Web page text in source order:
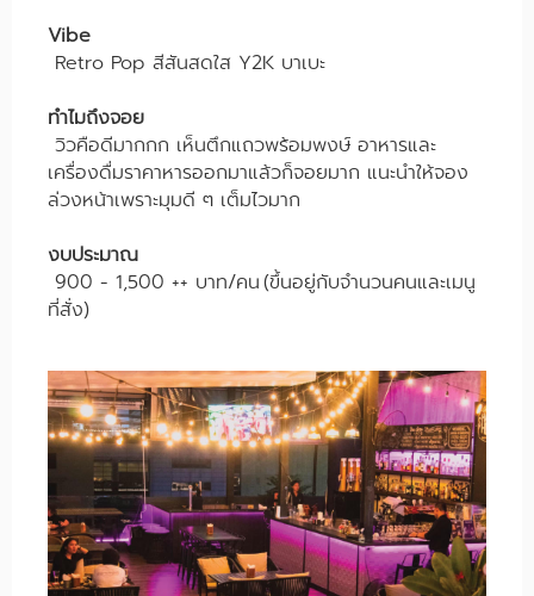
Vibe
Retro Pop สีสันสดใส Y2K บาเบะ
ทำไมถึงจอย
วิวคือดีมากกก เห็นตึกแถวพร้อมพงษ์ อาหารและ
เครื่องดื่มราคาหารออกมาแล้วก็จอยมาก แนะนำให้จอง
ล่วงหน้าเพราะมุมดี ๆ เต็มไวมาก
งบประมาณ
900 - 1,500 ++ บาท/คน(ขึ้นอยู่กับจำนวนคนและเมนู
ที่สั่ง)